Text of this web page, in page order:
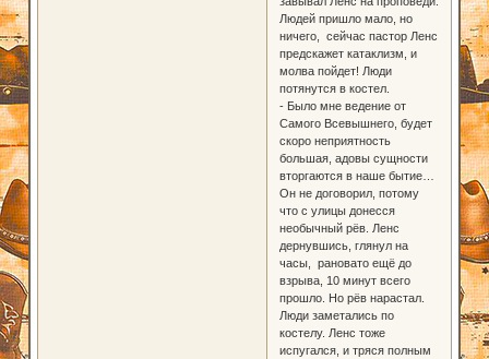
Людей пришло мало, но
ничего, сейчас пастор Ленс
предскажет катаклизм, и
молва пойдет! Люди
потянутся в костел.
- Было мне ведение от
Самого Всевышнего, будет
скоро неприятность
большая, адовы сущности
вторгаются в наше бытие…
Он не договорил, потому
что с улицы донесся
необычный рёв. Ленс
дернувшись, глянул на
часы, рановато ещё до
взрыва, 10 минут всего
прошло. Но рёв нарастал.
Люди заметались по
костелу. Ленс тоже
испугался, и тряся полным